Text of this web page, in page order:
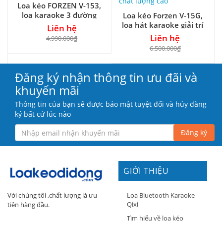
Loa kéo FORZEN V-153,
loa karaoke 3 đường
tiếng
Liên hệ
4.990.000₫
Loa kéo Forzen V-15G,
loa hát karaoke giải trí
chất lượng cao
Liên hệ
6.500.000₫
Đăng ký nhận thông tin ưu đãi và
khuyến mãi
Thông tin của bạn sẽ được bảo mật tuyệt đối và hủy đăng
ký bất cứ lúc nào
Đăng ký
Với chúng tôi ,chất lượng là ưu
tiên hàng đầu.
GIỚI THIỆU
Loa Bluetooth Karaoke
Qixi
Tìm hiểu về loa kéo